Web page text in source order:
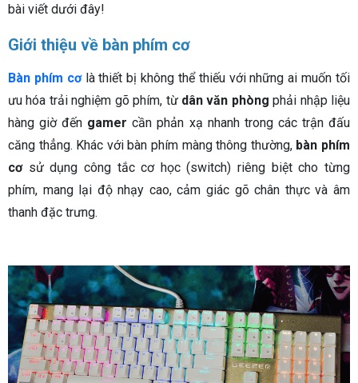
bài viết dưới đây!
Giới thiệu về bàn phím cơ
Bàn phím cơlà thiết bị không thể thiếu với những ai muốn tối
ưu hóa trải nghiệm gõ phím, từ dân văn phòng phải nhập liệu
hàng giờ đến gamer cần phản xạ nhanh trong các trận đấu
căng thẳng. Khác với bàn phím màng thông thường, bàn phím
cơsử dụng công tắc cơ học (switch) riêng biệt cho từng
phím, mang lại độ nhạy cao, cảm giác gõ chân thực và âm
thanh đặc trưng.